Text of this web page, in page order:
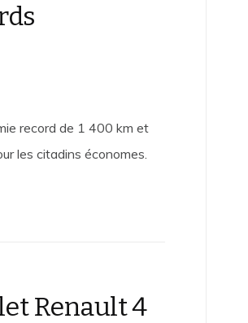
record de 1 400 km et
les citadins économes.
Renault 4